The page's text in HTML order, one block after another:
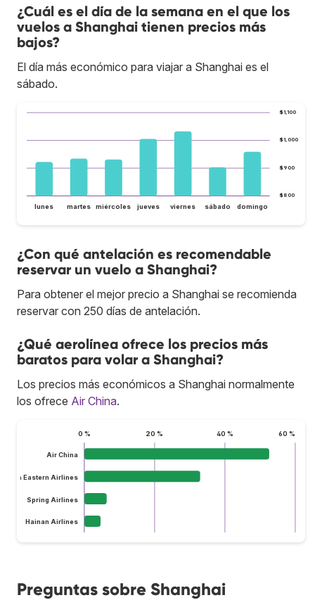
¿Cuál es el día de la semana en el que los
vuelos a Shanghai tienen precios más
bajos?
El día más económico para viajar a Shanghai es el
sábado.
$800
$900
$1,000
$1,100
lunes martes miércoles jueves viernes sábado domingo
¿Con qué antelación es recomendable
reservar un vuelo a Shanghai?
Para obtener el mejor precio a Shanghai se recomienda
reservar con 250 días de antelación.
¿Qué aerolínea ofrece los precios más
baratos para volar a Shanghai?
Los precios más económicos a Shanghai normalmente
los ofrece Air China.
0 % 20 % 40 % 60 %
Air China
China Eastern Airlines
Spring Airlines
Hainan Airlines
Preguntas sobre Shanghai